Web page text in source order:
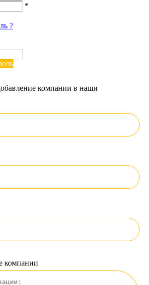
*
?
компании в наши
компании